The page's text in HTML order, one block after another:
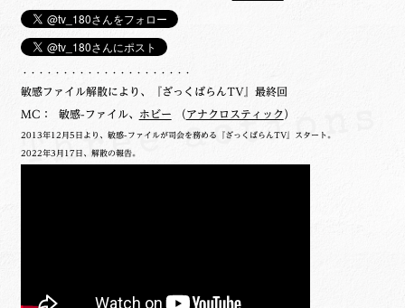
・・・・・・・・・・・・・・・・・・・・・
敏感ファイル解散により、『ざっくばらんTV』最終回
MC： 敏感-ファイル、 ホビー （ アナクロスティック ）
2013年12月5日より、敏感-ファイルが司会を務める『ざっくばらんTV』スタート。
2022年3月17日、解散の報告。